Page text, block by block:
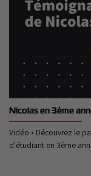
Nicolas en 3ème
Vidéo • Découvrez le
d'étudiant en 3ème